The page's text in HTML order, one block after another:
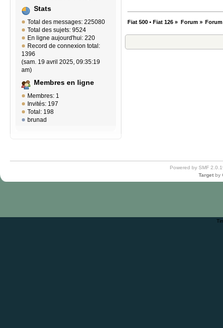
Stats
Total des messages: 225080
Total des sujets: 9524
En ligne aujourd'hui: 220
Record de connexion total:
1396
(sam. 19 avril 2025, 09:35:19
am)
Membres en ligne
Membres: 1
Invités: 197
Total: 198
brunad
Fiat 500 • Fiat 126 » Forum»
Powered by SMF
Target by